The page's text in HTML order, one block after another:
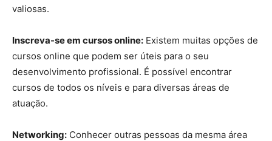
valiosas.
Inscreva-se em cursos online: Existem muitas opções de
cursos online que podem ser úteis para o seu
desenvolvimento profissional. É possível encontrar
cursos de todos os níveis e para diversas áreas de
atuação.
Networking: Conhecer outras pessoas da mesma área